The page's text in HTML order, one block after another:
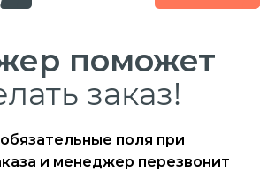
поможет
заказ!
поля при
и менеджер перезвонит